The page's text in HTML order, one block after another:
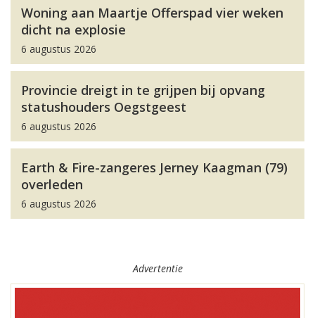
Woning aan Maartje Offerspad vier weken
dicht na explosie
6 augustus 2026
Provincie dreigt in te grijpen bij opvang
statushouders Oegstgeest
6 augustus 2026
Earth & Fire-zangeres Jerney Kaagman (79)
overleden
6 augustus 2026
Advertentie